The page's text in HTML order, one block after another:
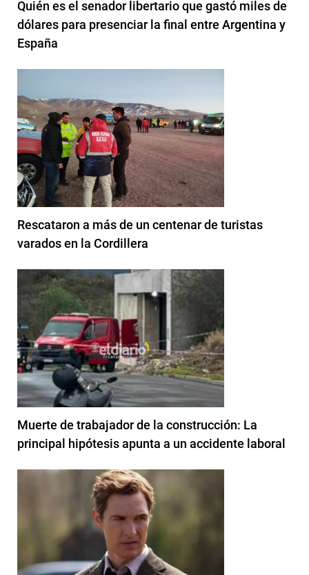
Quién es el senador libertario que gastó miles de
dólares para presenciar la final entre Argentina y
España
Rescataron a más de un centenar de turistas
varados en la Cordillera
Muerte de trabajador de la construcción: La
principal hipótesis apunta a un accidente laboral